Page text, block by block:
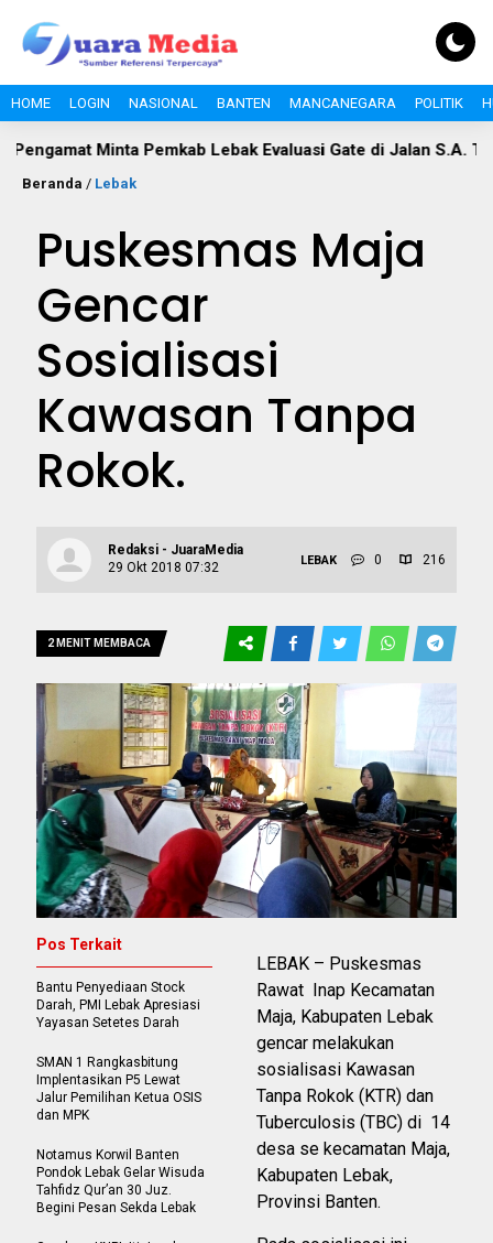
HOME LOGIN NASIONAL BANTEN MANCANEGARA POLITIK
Pemkab Lebak Evaluasi Gate di Jalan S.A. Tirtayasa
Beranda / Lebak
Puskesmas Maja
Gencar
Sosialisasi
Kawasan Tanpa
Rokok.
Redaksi - JuaraMedia
29 Okt 2018 07:32
LEBAK 0 216
2 MENIT MEMBACA
LEBAK – Puskesmas
Rawat Inap Kecamatan
Maja, Kabupaten Lebak
gencar melakukan
sosialisasi Kawasan
Tanpa Rokok (KTR) dan
Tuberculosis (TBC) di 14
desa se kecamatan Maja,
Kabupaten Lebak,
Provinsi Banten.
Pos Terkait
Bantu Penyediaan Stock
Darah, PMI Lebak Apresiasi
Yayasan Setetes Darah
SMAN 1 Rangkasbitung
Implentasikan P5 Lewat
Jalur Pemilihan Ketua OSIS
dan MPK
Notamus Korwil Banten
Pondok Lebak Gelar Wisuda
Tahfidz Qur’an 30 Juz.
Begini Pesan Sekda Lebak